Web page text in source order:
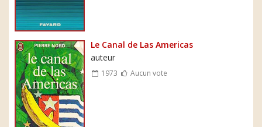
Le Canal de Las Americas
auteur
1973 Aucun vote